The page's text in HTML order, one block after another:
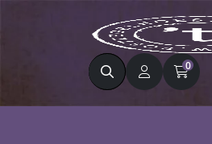
Zoeken 0